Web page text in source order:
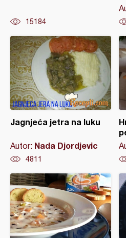
15184
Jagnjeća jetra na luku
Autor: Nada Djordjevic
4811